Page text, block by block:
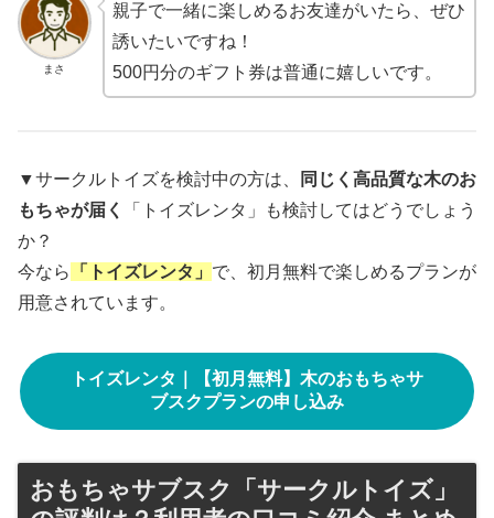
まさ
親子で一緒に楽しめるお友達がいたら、ぜひ
誘いたいですね！
500円分のギフト券は普通に嬉しいです。
▼サークルトイズを検討中の方は、
同じく高品質な木のお
もちゃが届く
「トイズレンタ」も検討してはどうでしょう
か？
今なら
「トイズレンタ」 で、初月無料で楽しめるプランが
用意されています。
トイズレンタ｜【初月無料】木のおもちゃサ
ブスクプランの申し込み
おもちゃサブスク「サークルトイズ」